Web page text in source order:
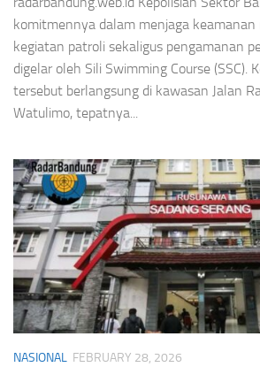
komitmennya dalam menjaga
kegiatan patroli sekaligus pengamanan
digelar oleh Sili Swimming Course (SSC).
tersebut berlangsung di kawasan Jalan
Watulimo, tepatnya...
NASIONAL FEBRUARY 28, 2026